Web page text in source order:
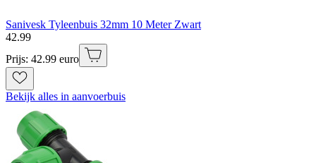
Sanivesk Tyleenbuis 32mm 10 Meter Zwart
42.99
Prijs: 42.99 euro
Bekijk alles in aanvoerbuis